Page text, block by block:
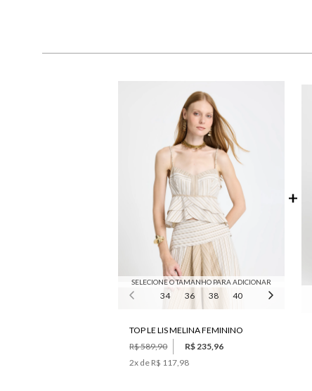
SELECIONE O TAMANHO PARA ADICIONAR
34 36 38 40
TOP LE LIS MELINA FEMININO
R$ 589,90
R$ 235,96
2x de R$ 117,98